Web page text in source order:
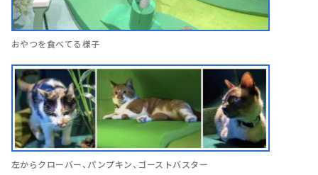
おやつを食べてる様子
左からクローバー、パンプキン、ゴーストバスター